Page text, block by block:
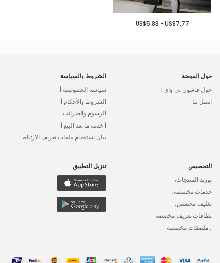
US$5.83 - US$7.77
حول الموضة
حول فاشون تي واي |
اتصل بنا
الشروط والسياسة
سياسة الخصوصية |
الشروط والأحكام |
الرسوم والضرائب
| خدمة ما بعد البيع |
بيان استخدام ملفات تعريف الارتباط
التخصيص
توريد المنتجات،
خدمات مخصصة،
تغليف مخصص،
بطاقات تعريف مخصصة
، ملصقات مخصصة
تنزيل التطبيق